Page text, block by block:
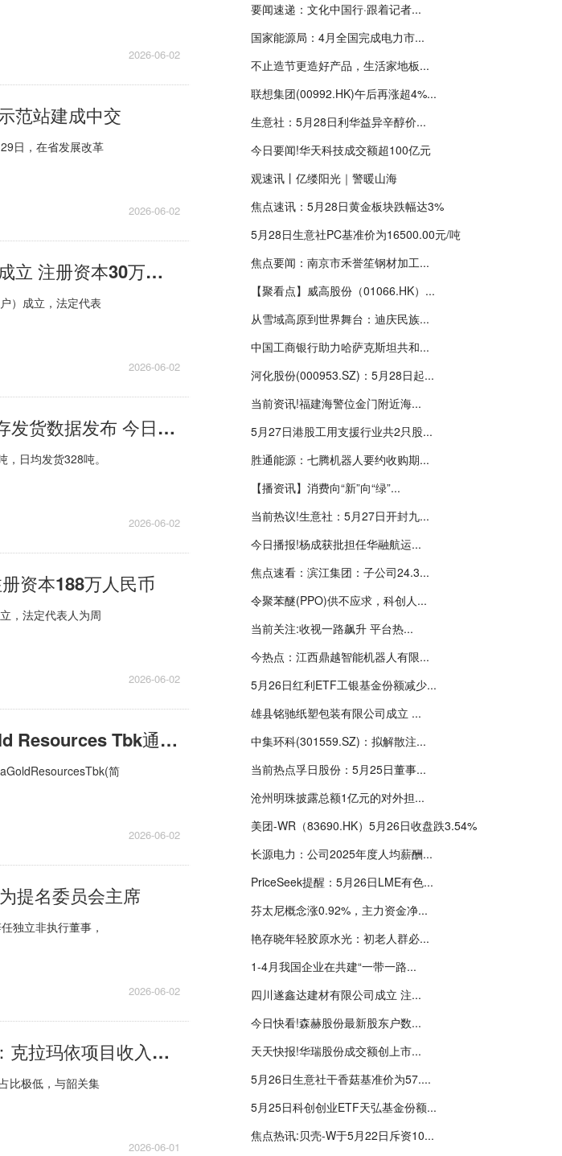
2026-06-02
范站建成中交
日，在省发展改革
2026-06-02
枣阳市中元木材厂（个体工商户）成立 注册资本30万人民币
）成立，法定代表
2026-06-02
PriceSeek提醒：张家港二甘醇库存发货数据发布 今日热文
日均发货328吨。
2026-06-02
资本188万人民币
，法定代表人为周
2026-06-02
速讯：新股消息 | PT Merdeka Gold Resources Tbk通过港交所聆讯 手握印尼最大原生金矿
简
2026-06-02
提名委员会主席
独立非执行董事，
2026-06-02
粤电力A澄清算力业务及装机传闻：克拉玛依项目收入占比极低，与韶关集群无关|微动态
比极低，与韶关集
2026-06-01
要闻速递：文化中国行·跟着记者...
国家能源局：4月全国完成电力市...
不止造节更造好产品，生活家地板...
联想集团(00992.HK)午后再涨超4%...
生意社：5月28日利华益异辛醇价...
今日要闻!华天科技成交额超100亿元
观速讯丨亿缕阳光｜警暖山海
焦点速讯：5月28日黄金板块跌幅达3%
5月28日生意社PC基准价为16500.00元/吨
焦点要闻：南京市禾誉笙钢材加工...
【聚看点】威高股份（01066.HK）...
从雪域高原到世界舞台：迪庆民族...
中国工商银行助力哈萨克斯坦共和...
河化股份(000953.SZ)：5月28日起...
当前资讯!福建海警位金门附近海...
5月27日港股工用支援行业共2只股...
胜通能源：七腾机器人要约收购期...
【播资讯】消费向“新”向“绿”...
当前热议!生意社：5月27日开封九...
今日播报!杨成获批担任华融航运...
焦点速看：滨江集团：子公司24.3...
令聚苯醚(PPO)供不应求，科创人...
当前关注:收视一路飙升 平台热...
今热点：江西鼎越智能机器人有限...
5月26日红利ETF工银基金份额减少...
雄县铭驰纸塑包装有限公司成立 ...
中集环科(301559.SZ)：拟解散注...
当前热点孚日股份：5月25日董事...
沧州明珠披露总额1亿元的对外担...
美团-WR（83690.HK）5月26日收盘跌3.54%
长源电力：公司2025年度人均薪酬...
PriceSeek提醒：5月26日LME有色...
芬太尼概念涨0.92%，主力资金净...
艳存晓年轻胶原水光：初老人群必...
1-4月我国企业在共建“一带一路...
四川遂鑫达建材有限公司成立 注...
今日快看!森赫股份最新股东户数...
天天快报!华瑞股份成交额创上市...
5月26日生意社干香菇基准价为57....
5月25日科创创业ETF天弘基金份额...
焦点热讯:贝壳-W于5月22日斥资10...